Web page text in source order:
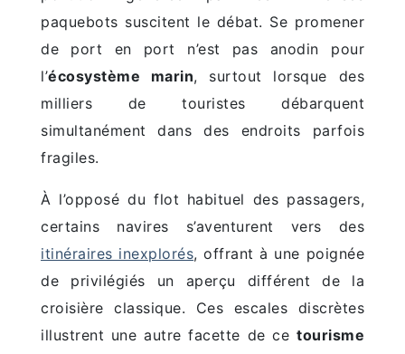
paquebots suscitent le débat. Se promener
de port en port n’est pas anodin pour
l’écosystème marin, surtout lorsque des
milliers de touristes débarquent
simultanément dans des endroits parfois
fragiles.
À l’opposé du flot habituel des passagers,
certains navires s’aventurent vers des
itinéraires inexplorés, offrant à une poignée
de privilégiés un aperçu différent de la
croisière classique. Ces escales discrètes
illustrent une autre facette de ce tourisme